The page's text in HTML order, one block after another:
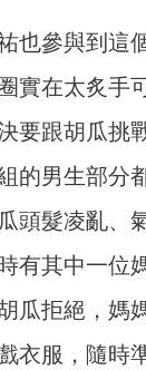
也參與到這
實在太炙手
要跟胡瓜挑
的男生部分
頭髮凌亂、
有其中一位
瓜拒絕，媽
衣服，隨時